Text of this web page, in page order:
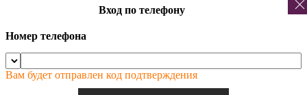
Вход по телефону
Номер телефона
Вам будет отправлен код подтверждения